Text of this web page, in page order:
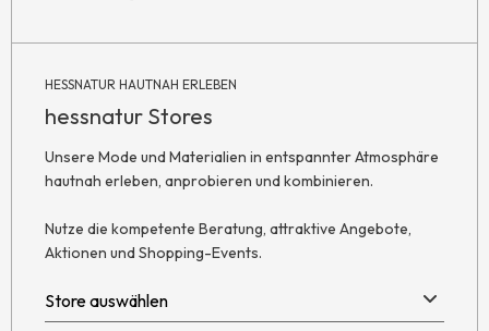
HESSNATUR HAUTNAH ERLEBEN
hessnatur Stores
Unsere Mode und Materialien in entspannter Atmosphäre
hautnah erleben, anprobieren und kombinieren.
Nutze die kompetente Beratung, attraktive Angebote,
Aktionen und Shopping-Events.